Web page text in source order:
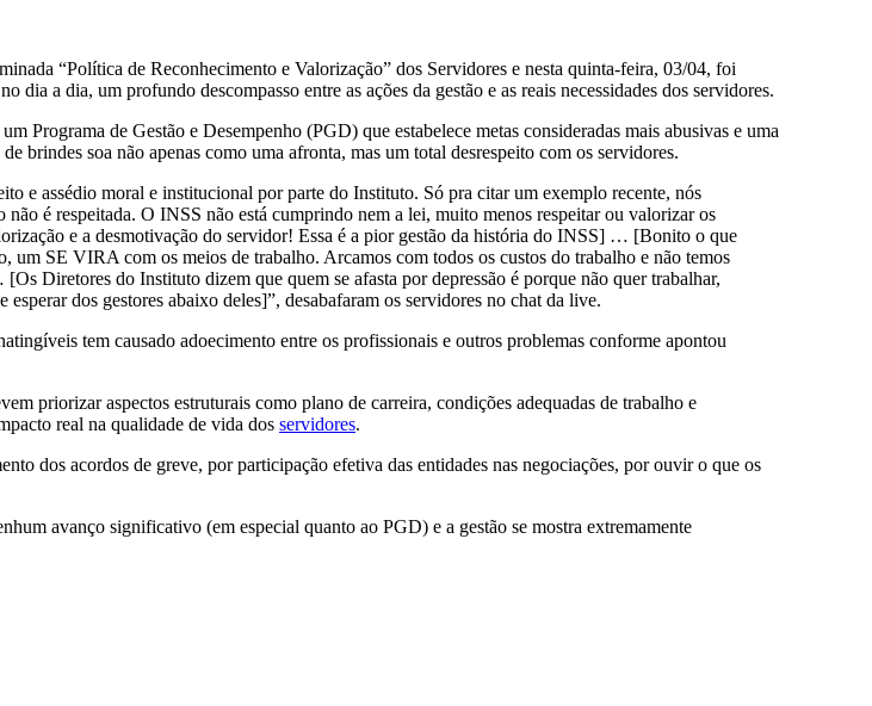
“Política de Reconhecimento e Valorização” dos Servidores e nesta quinta-feira, 03/04, foi
a dia, um profundo descompasso entre as ações da gestão e as reais necessidades dos servidores.
um Programa de Gestão e Desempenho (PGD) que estabelece metas consideradas mais abusivas e uma
brindes soa não apenas como uma afronta, mas um total desrespeito com os servidores.
e assédio moral e institucional por parte do Instituto. Só pra citar um exemplo recente, nós
é respeitada. O INSS não está cumprindo nem a lei, muito menos respeitar ou valorizar os
e a desmotivação do servidor! Essa é a pior gestão da história do INSS] … [Bonito o que
SE VIRA com os meios de trabalho. Arcamos com todos os custos do trabalho e não temos
Diretores do Instituto dizem que quem se afasta por depressão é porque não quer trabalhar,
dos gestores abaixo deles]”, desabafaram os servidores no chat da live.
tem causado adoecimento entre os profissionais e outros problemas conforme apontou
priorizar aspectos estruturais como plano de carreira, condições adequadas de trabalho e
real na qualidade de vida dos servidores.
dos acordos de greve, por participação efetiva das entidades nas negociações, por ouvir o que os
avanço significativo (em especial quanto ao PGD) e a gestão se mostra extremamente